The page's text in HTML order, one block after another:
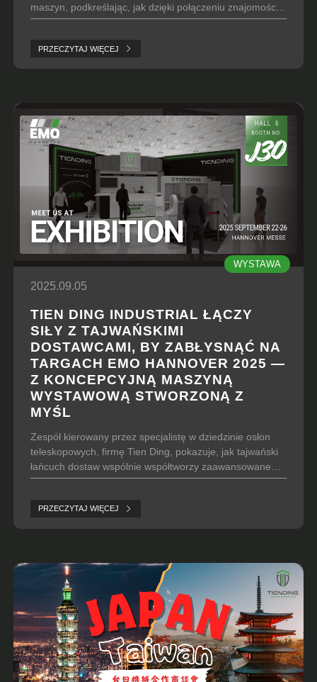
maszyn, podkreślając, jak dzięki połączeniu znajomości
lokalnego rynku niemieckiego z globalnymi trendami
niezawodności i stabilności linii produkcyjnych.
PRZECZYTAJ WIĘCEJ
WYSTAWA
2025.09.05
TIEN DING INDUSTRIAL ŁĄCZY
SIŁY Z TAJWAŃSKIMI
DOSTAWCAMI, BY ZABŁYSNĄĆ NA
TARGACH EMO HANNOVER 2025 —
Z KONCEPCYJNĄ MASZYNĄ
WYSTAWOWĄ STWORZONĄ Z
MYŚL
Zespół kierowany przez specjalistę w dziedzinie osłon
teleskopowych, firmę Tien Ding, pokazuje, jak tajwański
łańcuch dostaw wspólnie współtworzy zaawansowane
maszyny.
PRZECZYTAJ WIĘCEJ